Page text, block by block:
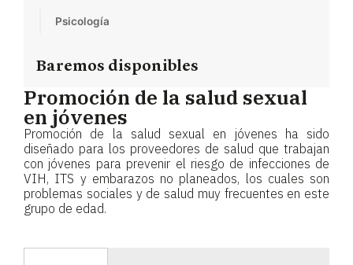
Psicología
Baremos disponibles
Promoción de la salud sexual
en jóvenes
Promoción de la salud sexual en jóvenes ha sido
diseñado para los proveedores de salud que trabajan
con jóvenes para prevenir el riesgo de infecciones de
VIH, ITS y embarazos no planeados, los cuales son
problemas sociales y de salud muy frecuentes en este
grupo de edad.